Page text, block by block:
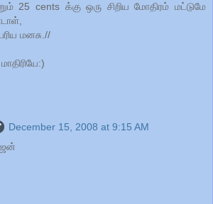
25 cents க்கு ஒரு சிறிய மோதிரம் மட்டுமே
மனசு.//
December 15, 2008 at 9:15 AM